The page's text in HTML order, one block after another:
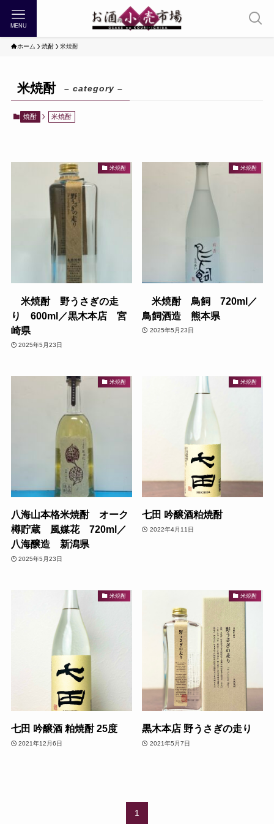
MENU
ホーム 焼酎 米焼酎
米焼酎 – category –
焼酎 米焼酎
米焼酎
米焼酎 野うさぎの走
り 600ml／黒木本店 宮
崎県
2025年5月23日
米焼酎
米焼酎 鳥飼 720ml／
鳥飼酒造 熊本県
2025年5月23日
米焼酎
八海山本格米焼酎 オーク
樽貯蔵 風媒花 720ml／
八海醸造 新潟県
2025年5月23日
米焼酎
七田 吟醸酒粕焼酎
2022年4月11日
米焼酎
七田 吟醸酒 粕焼酎 25度
2021年12月6日
米焼酎
黒木本店 野うさぎの走り
2021年5月7日
1